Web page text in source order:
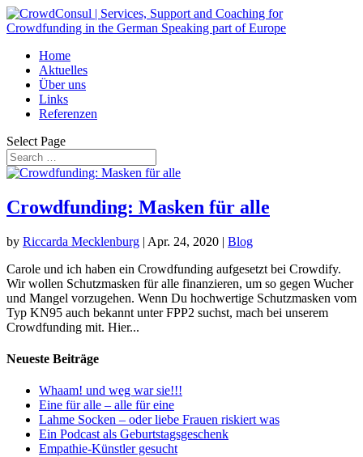
Home
Aktuelles
Über uns
Links
Referenzen
Select Page
Crowdfunding: Masken für alle
by Riccarda Mecklenburg | Apr. 24, 2020 | Blog
Carole und ich haben ein Crowdfunding aufgesetzt bei Crowdify.
Wir wollen Schutzmasken für alle finanzieren, um so gegen Wucher
und Mangel vorzugehen. Wenn Du hochwertige Schutzmasken vom
Typ KN95 auch bekannt unter FPP2 suchst, mach bei unserem
Crowdfunding mit. Hier...
Neueste Beiträge
Whaam! und weg war sie!!!
Eine für alle – alle für eine
Lahme Socken – oder liebe Frauen riskiert was
Ein Podcast als Geburtstagsgeschenk
Empathie-Künstler gesucht